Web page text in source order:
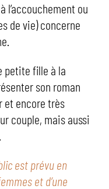
l’accouchement ou
de vie) concerne
petite fille à la
son roman
et encore très
couple, mais aussi
est prévu en
et d’une